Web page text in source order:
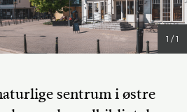
1 / 1
sentrum i østre